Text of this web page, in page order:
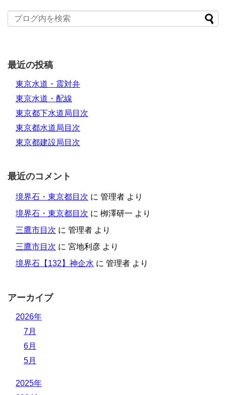
最近の投稿
東京水道・震対弁
東京水道・配線
東京都下水道局目次
東京都水道局目次
東京都建設局目次
最近のコメント
境界石・東京都目次 に 管理者 より
境界石・東京都目次 に 栁澤研一 より
三鷹市目次 に 管理者 より
三鷹市目次 に 宮地利彦 より
境界石【132】神企水 に 管理者 より
アーカイブ
2026年
7月
6月
5月
2025年